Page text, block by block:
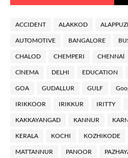
ACCIDENT ALAKKOD
AUTOMOTIVE BANGALORE
CHALOD CHEMPERI CHENNAl
ClNEMA DELHI EDUCATION
GOA GUDALLUR GULF
IRIKKOOR IRIKKUR IRITTY
KAKKAYANGAD KANNUR
KERALA KOCHI KOZHIKODE
MATTANNUR PANOOR